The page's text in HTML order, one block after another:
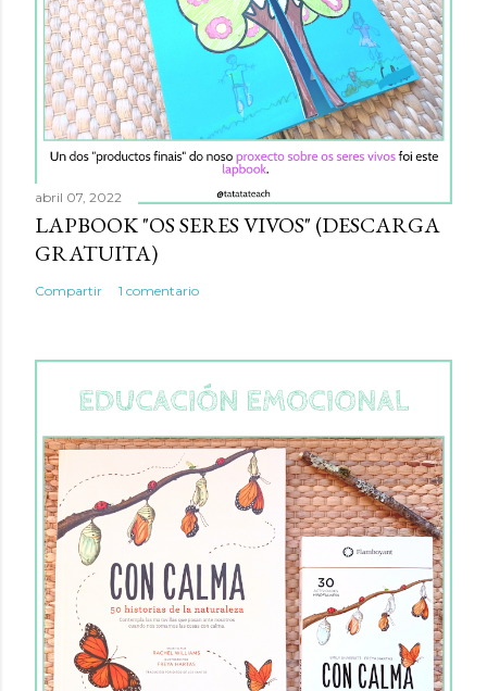
abril 07, 2022
LAPBOOK "OS SERES VIVOS" (DESCARGA
GRATUITA)
Compartir 1 comentario